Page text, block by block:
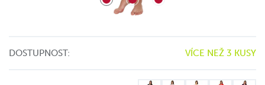
DOSTUPNOST: VÍCE NEŽ 3 KUSY